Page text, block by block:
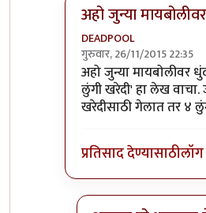
अहो जुन्या मायबोलीवर
DEADPOOL
गुरुवार, 26/11/2015 22:35
In reply toपुणे काय
अहो जुन्या मायबोलीवर
लुंगी खरेदी' हा लेख वाचा.
खरेदीसाठी गेलात तर ४
प्रतिसाद देण्यासाठी